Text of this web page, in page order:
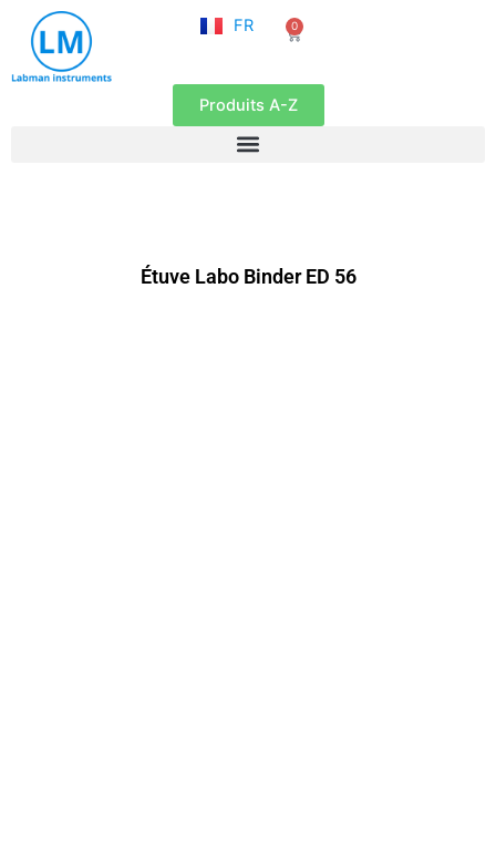
contenu
FR
EN
0
Panier
Produits A-Z
Étuve Labo Binder ED 56